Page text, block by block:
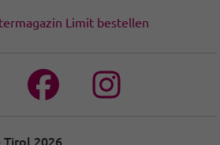
Limit bestellen
Tirol 2026